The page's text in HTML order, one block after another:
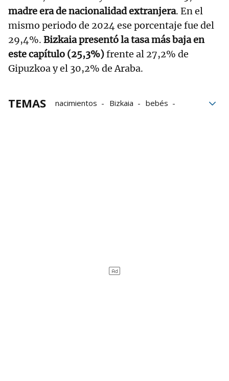
madre era de nacionalidad extranjera. En el
mismo periodo de 2024 ese porcentaje fue del
29,4%. Bizkaia presentó la tasa más baja en
este capítulo (25,3%)frente al 27,2% de
Gipuzkoa y el 30,2% de Araba.
TEMAS nacimientos Bizkaia
bebés